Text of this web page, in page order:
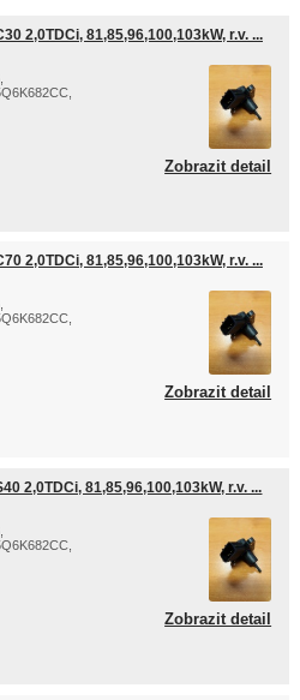
2,0TDCi, 81,85,96,100,103kW, r.v. ...
Zobrazit detail
2,0TDCi, 81,85,96,100,103kW, r.v. ...
Zobrazit detail
2,0TDCi, 81,85,96,100,103kW, r.v. ...
Zobrazit detail